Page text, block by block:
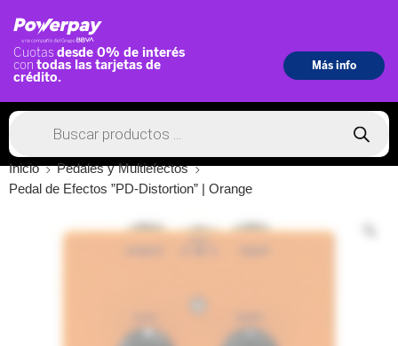
Inicio
Pedales y Multiefectos
Pedal de Efectos ”PD-Distortion” | Orange